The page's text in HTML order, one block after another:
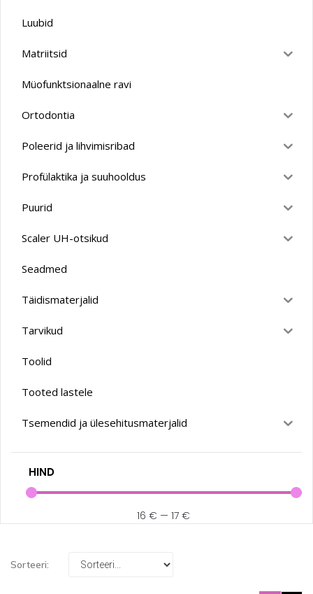
Luubid
Matriitsid
Müofunktsionaalne ravi
Ortodontia
Poleerid ja lihvimisribad
Profülaktika ja suuhooldus
Puurid
Scaler UH-otsikud
Seadmed
Täidismaterjalid
Tarvikud
Toolid
Tooted lastele
Tsemendid ja ülesehitusmaterjalid
HIND
16 € —17 €
Sorteeri: